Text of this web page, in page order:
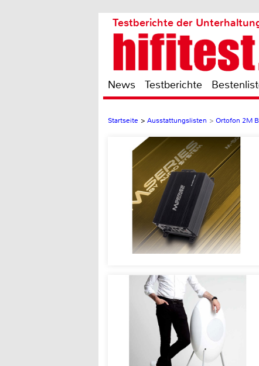
Testberichte der
News Testberichte
Startseite > Ausstattungslisten > Ortofon 2M